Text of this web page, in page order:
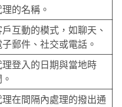
的名稱。
戶互動的模式，如聊天、
子郵件、社交或電話。
理登入的日期與當地時
理在間隔內處理的撥出通